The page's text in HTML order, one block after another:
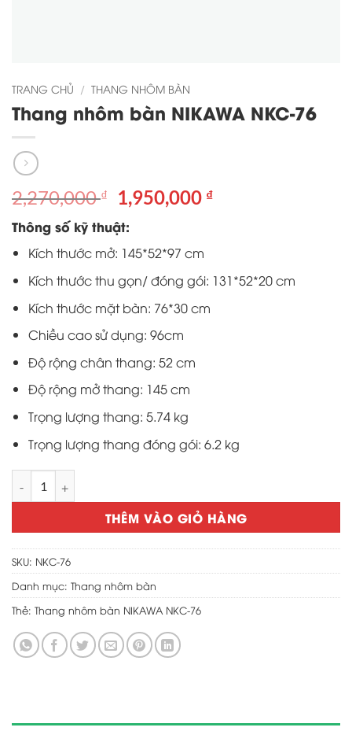
TRANG CHỦ / THANG NHÔM BÀN
Thang nhôm bàn NIKAWA NKC-76
2,270,000₫
Giá
gốc
là:
2,270,000 ₫.
1,950,000 ₫Giá
1,950,000 ₫.
Thông số kỹ thuật:
Kích thước mở: 145*52*97 cm
Kích thước thu gọn/ đóng gói: 131*52*20 cm
Kích thước mặt bàn: 76*30 cm
Chiều cao sử dụng: 96cm
Độ rộng chân thang: 52 cm
Độ rộng mở thang: 145 cm
Trọng lượng thang: 5.74 kg
Trọng lượng thang đóng gói: 6.2 kg
Thang nhôm bàn NIKAWA NKC-76 số lượng
THÊM VÀO GIỎ HÀNG
SKU: NKC-76
Danh mục: Thang nhôm bàn
Thẻ: Thang nhôm bàn NIKAWA NKC-76